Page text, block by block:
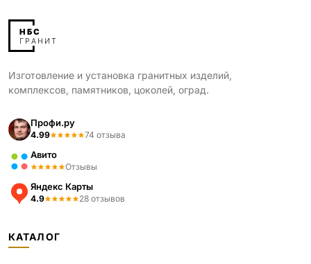
Изготовление и установка гранитных изделий,
комплексов, памятников, цоколей, оград.
Профи.ру
4.99 74 отзыва
Авито
Отзывы
Яндекс Карты
4.9 28 отзывов
КАТАЛОГ